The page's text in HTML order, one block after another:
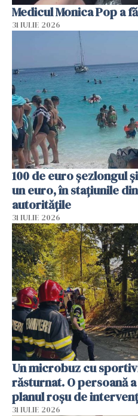
Medicul Monica Pop a
31 IULIE 2026
100 de euro șezlongul
un euro, în stațiunile
autoritățile
31 IULIE 2026
Un microbuz cu
răsturnat. O persoană
planul roșu de
31 IULIE 2026